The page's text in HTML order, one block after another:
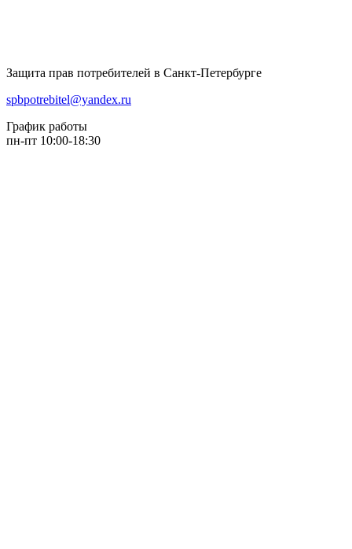
Защита прав потребителей в Санкт-Петербурге
spbpotrebitel@yandex.ru
График работы
пн-пт 10:00-18:30